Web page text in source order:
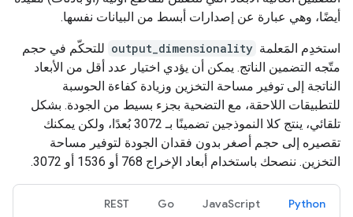
أيضًا، وهي عبارة عن إصدارات أبسط من البيانات نفسها.
استخدِم المَعلمة output_dimensionality للتحكّم في حجم
متّجه التضمين الناتج. يمكن أن يؤدي اختيار عدد أقل من الأبعاد
الناتجة إلى توفير مساحة التخزين وزيادة كفاءة الحوسبة
للتطبيقات اللاحقة، مع التضحية بجزء بسيط من الجودة. بشكل
تلقائي، ينتج كلا النموذجين تضمينًا بـ 3072 بُعدًا، ولكن يمكنك
تقصيره إلى حجم أصغر بدون فقدان الجودة لتوفير مساحة
التخزين. ننصحك باستخدام أبعاد الإخراج 768 أو 1536 أو 3072.
Python
JavaScript
Go
REST